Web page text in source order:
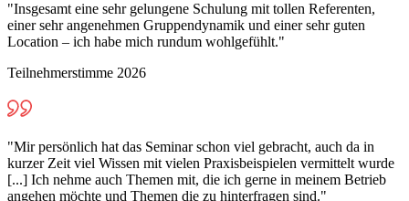
"Insgesamt eine sehr gelungene Schulung mit tollen Referenten,
einer sehr angenehmen Gruppendynamik und einer sehr guten
Location – ich habe mich rundum wohlgefühlt."
Teilnehmerstimme 2026
"Mir persönlich hat das Seminar schon viel gebracht, auch da in
kurzer Zeit viel Wissen mit vielen Praxisbeispielen vermittelt wurde
[...] Ich nehme auch Themen mit, die ich gerne in meinem Betrieb
angehen möchte und Themen die zu hinterfragen sind."